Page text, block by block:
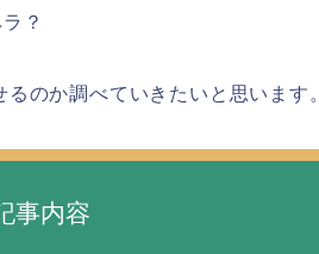
？
のか調べていきたいと思います。
事内容